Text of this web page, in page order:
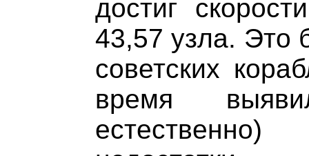
достиг
43,57 узла. Это
советских
время